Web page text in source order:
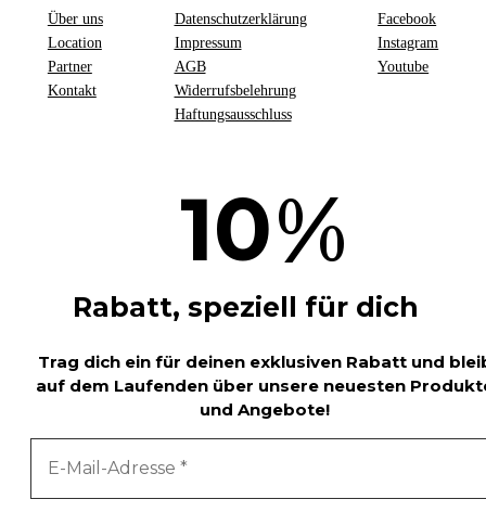
Über uns
Location
Partner
Kontakt
Datenschutzerklärung
Impressum
AGB
Widerrufsbelehrung
Haftungsausschluss
Facebook
Instagram
Youtube
10%
Rabatt, speziell für dich
Trag dich ein für deinen exklusiven Rabatt und
auf dem Laufenden über unsere neuesten
und Angebote!